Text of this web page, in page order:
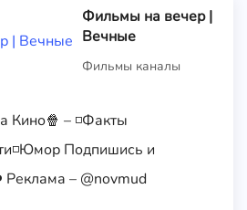
Фильмы на вечер |
Вечные
Фильмы каналы
Кино🍿 – ◽️Факты
Подпишись и
– @novmud